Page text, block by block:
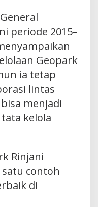
periode 2015–
Geopark
ia tetap
lintas
menjadi
kelola
Rinjani
satu contoh
di